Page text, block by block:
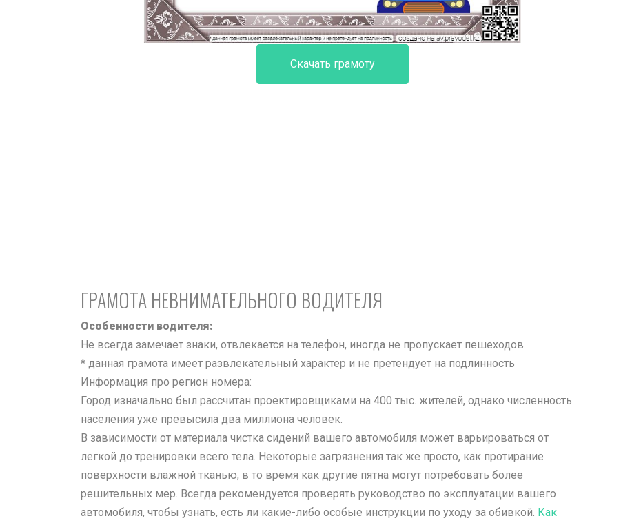
Скачать грамоту
ГРАМОТА НЕВНИМАТЕЛЬНОГО ВОДИТЕЛЯ
Особенности водителя:
Не всегда замечает знаки, отвлекается на телефон, иногда не пропускает пешеходов.
* данная грамота имеет развлекательный характер и не претендует на подлинность
Информация про регион номера:
Город изначально был рассчитан проектировщиками на 400 тыс. жителей, однако численность
населения уже превысила два миллиона человек.
В зависимости от материала чистка сидений вашего автомобиля может варьироваться от
легкой до тренировки всего тела. Некоторые загрязнения так же просто, как протирание
поверхности влажной тканью, в то время как другие пятна могут потребовать более
решительных мер. Всегда рекомендуется проверять руководство по эксплуатации вашего
автомобиля, чтобы узнать, есть ли какие-либо особые инструкции по уходу за обивкой. Как